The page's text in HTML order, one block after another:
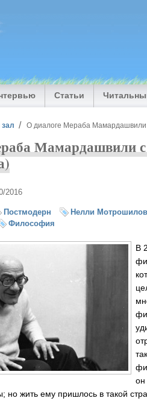
Статьи
О диалоге Мераба
Мамардашвили
2016
Постмодерн Нелли
Философия
В
он
жить ему пришлось в такой